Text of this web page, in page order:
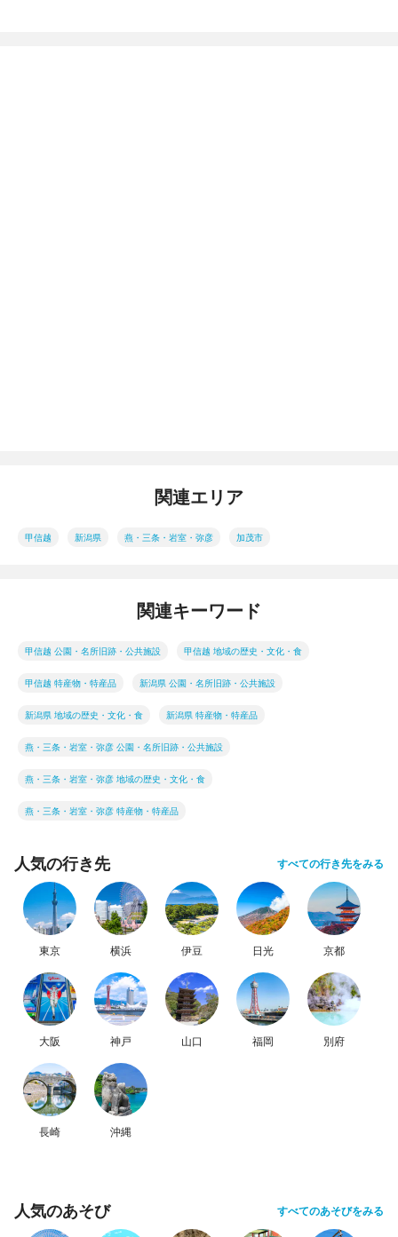
関連エリア
甲信越 新潟県 燕・三条・岩室・弥彦 加茂市
関連キーワード
甲信越 公園・名所旧跡・公共施設 甲信越 地域の歴史・文化・食
甲信越 特産物・特産品 新潟県 公園・名所旧跡・公共施設
新潟県 地域の歴史・文化・食 新潟県 特産物・特産品
燕・三条・岩室・弥彦 公園・名所旧跡・公共施設
燕・三条・岩室・弥彦 地域の歴史・文化・食
燕・三条・岩室・弥彦 特産物・特産品
人気の行き先 すべての行き先をみる
東京 横浜 伊豆 日光 京都
大阪 神戸 山口 福岡 別府
長崎 沖縄
人気のあそび すべてのあそびをみる